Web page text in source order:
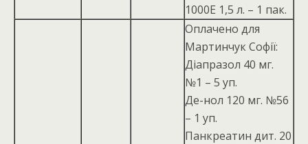
1000Е 1,5 л. – 1 пак.
Оплачено для
Мартинчук Софії:
Діапразол 40 мг.
№1 – 5 уп.
Де-нол 120 мг. №56
– 1 уп.
Панкреатин дит. 20